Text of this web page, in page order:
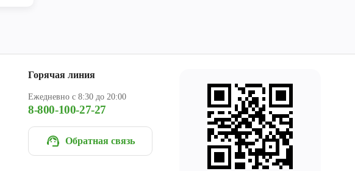
Горячая линия
Ежедневно с 8:30 до 20:00
8-800-100-27-27
Обратная связь